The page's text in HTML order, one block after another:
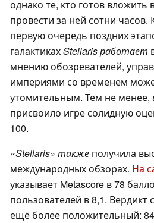
однако те, кто готов вложить
провести за ней сотни часов.
первую очередь поздних
галактикахStellaris работает
мнению обозревателей,
империями со временем
утомительным. Тем не менее,
присвоило игре солидную
100.
«Stellaris» также получила
международных обзорах. На
указывает Metascore в 78
пользователей в 8,1. Вердикт
ещё более положительный: